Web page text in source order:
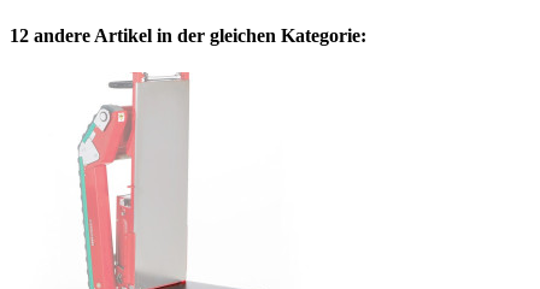
12 andere Artikel in der gleichen Kategorie: